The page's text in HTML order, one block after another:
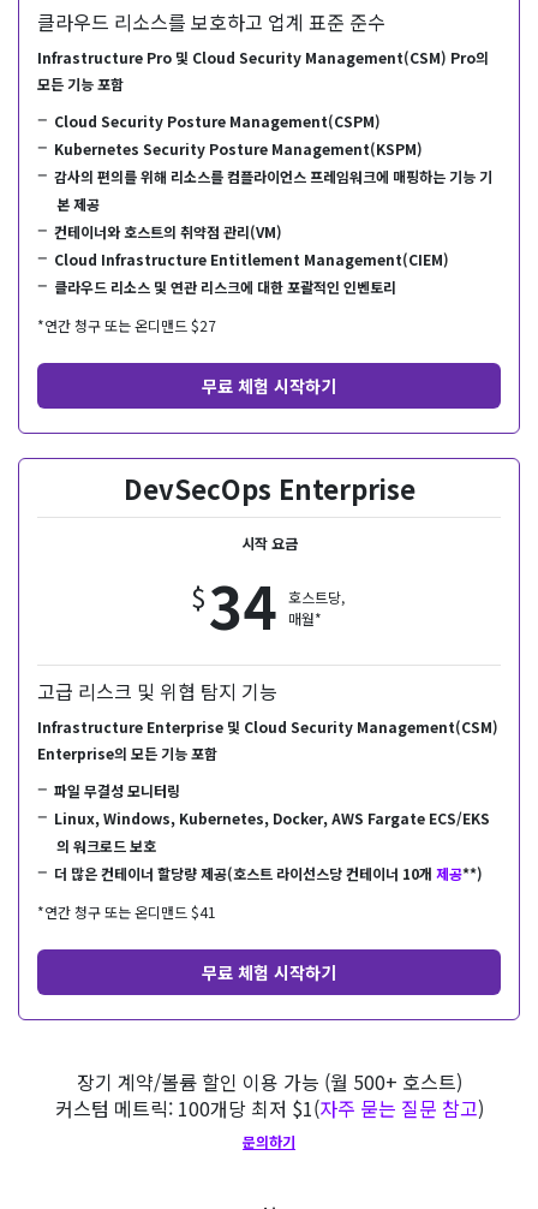
클라우드 리소스를 보호하고 업계 표준 준수
Infrastructure Pro 및 Cloud Security Management(CSM) Pro의
모든 기능 포함
Cloud Security Posture Management(CSPM)
Kubernetes Security Posture Management(KSPM)
감사의 편의를 위해 리소스를 컴플라이언스 프레임워크에 매핑하는 기능 기
본 제공
컨테이너와 호스트의 취약점 관리(VM)
Cloud Infrastructure Entitlement Management(CIEM)
클라우드 리소스 및 연관 리스크에 대한 포괄적인 인벤토리
*연간 청구 또는 온디맨드 $27
무료 체험 시작하기
DevSecOps Enterprise
시작 요금
$34
호스트당,
매월*
고급 리스크 및 위협 탐지 기능
Infrastructure Enterprise 및 Cloud Security Management(CSM)
Enterprise의 모든 기능 포함
파일 무결성 모니터링
Linux, Windows, Kubernetes, Docker, AWS Fargate ECS/EKS
의 워크로드 보호
더 많은 컨테이너 할당량 제공(호스트 라이선스당 컨테이너 10개 제공**)
*연간 청구 또는 온디맨드 $41
무료 체험 시작하기
장기 계약/볼륨 할인 이용 가능 (월 500+ 호스트)
커스텀 메트릭: 100개당 최저 $1(자주 묻는 질문 참고)
문의하기